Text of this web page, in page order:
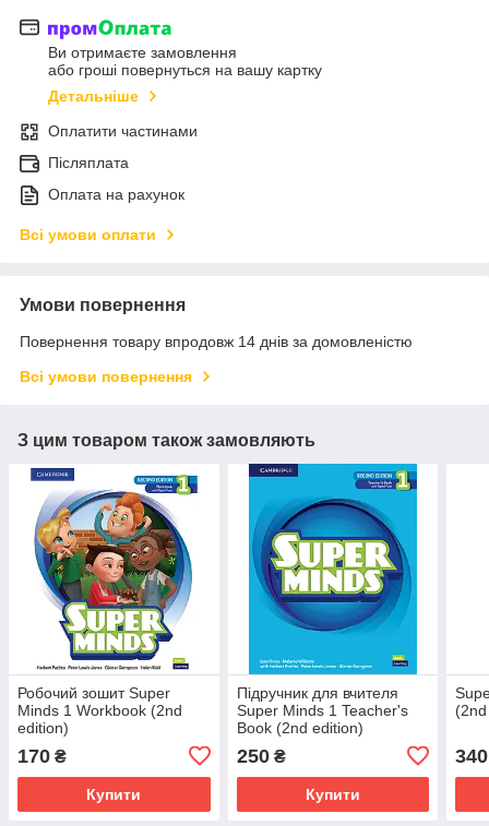
Ви отримаєте замовлення
або гроші повернуться на вашу картку
Детальніше
Оплатити частинами
Післяплата
Оплата на рахунок
Всі умови оплати
Умови повернення
Повернення товару впродовж 14 днів за домовленістю
Всі умови повернення
З цим товаром також замовляють
Робочий зошит Super
Minds 1 Workbook (2nd
edition)
170 ₴
Купити
Підручник для вчителя
Super Minds 1 Teacher's
Book (2nd edition)
250₴
Купити
340